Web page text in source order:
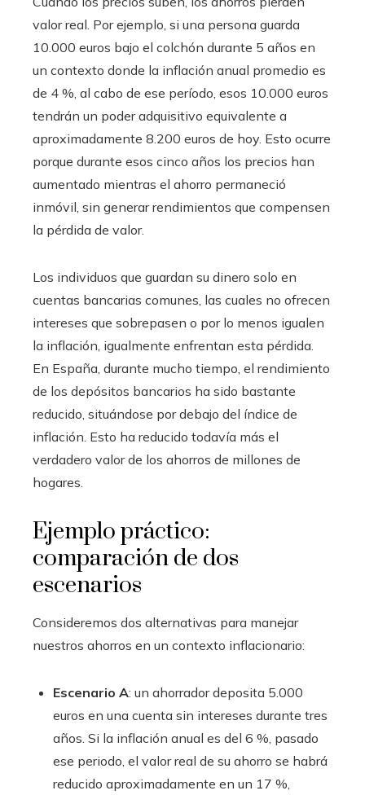
valor real. Por ejemplo, si una persona guarda
10.000 euros bajo el colchón durante 5 años en
un contexto donde la inflación anual promedio es
de 4 %, al cabo de ese período, esos 10.000 euros
tendrán un poder adquisitivo equivalente a
aproximadamente 8.200 euros de hoy. Esto ocurre
porque durante esos cinco años los precios han
aumentado mientras el ahorro permaneció
inmóvil, sin generar rendimientos que compensen
la pérdida de valor.
Los individuos que guardan su dinero solo en
cuentas bancarias comunes, las cuales no ofrecen
intereses que sobrepasen o por lo menos igualen
la inflación, igualmente enfrentan esta pérdida.
En España, durante mucho tiempo, el rendimiento
de los depósitos bancarios ha sido bastante
reducido, situándose por debajo del índice de
inflación. Esto ha reducido todavía más el
verdadero valor de los ahorros de millones de
hogares.
Ejemplo práctico:
comparación de dos
escenarios
Consideremos dos alternativas para manejar
nuestros ahorros en un contexto inflacionario:
Escenario A: un ahorrador deposita 5.000
euros en una cuenta sin intereses durante tres
años. Si la inflación anual es del 6 %, pasado
ese periodo, el valor real de su ahorro se habrá
reducido aproximadamente en un 17 %,